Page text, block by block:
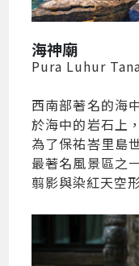
海神廟
Pura Luhur
西南部著名的海
於海中的岩石上
為了保祐峇里島
最著名風景區之
翦影與染紅天空